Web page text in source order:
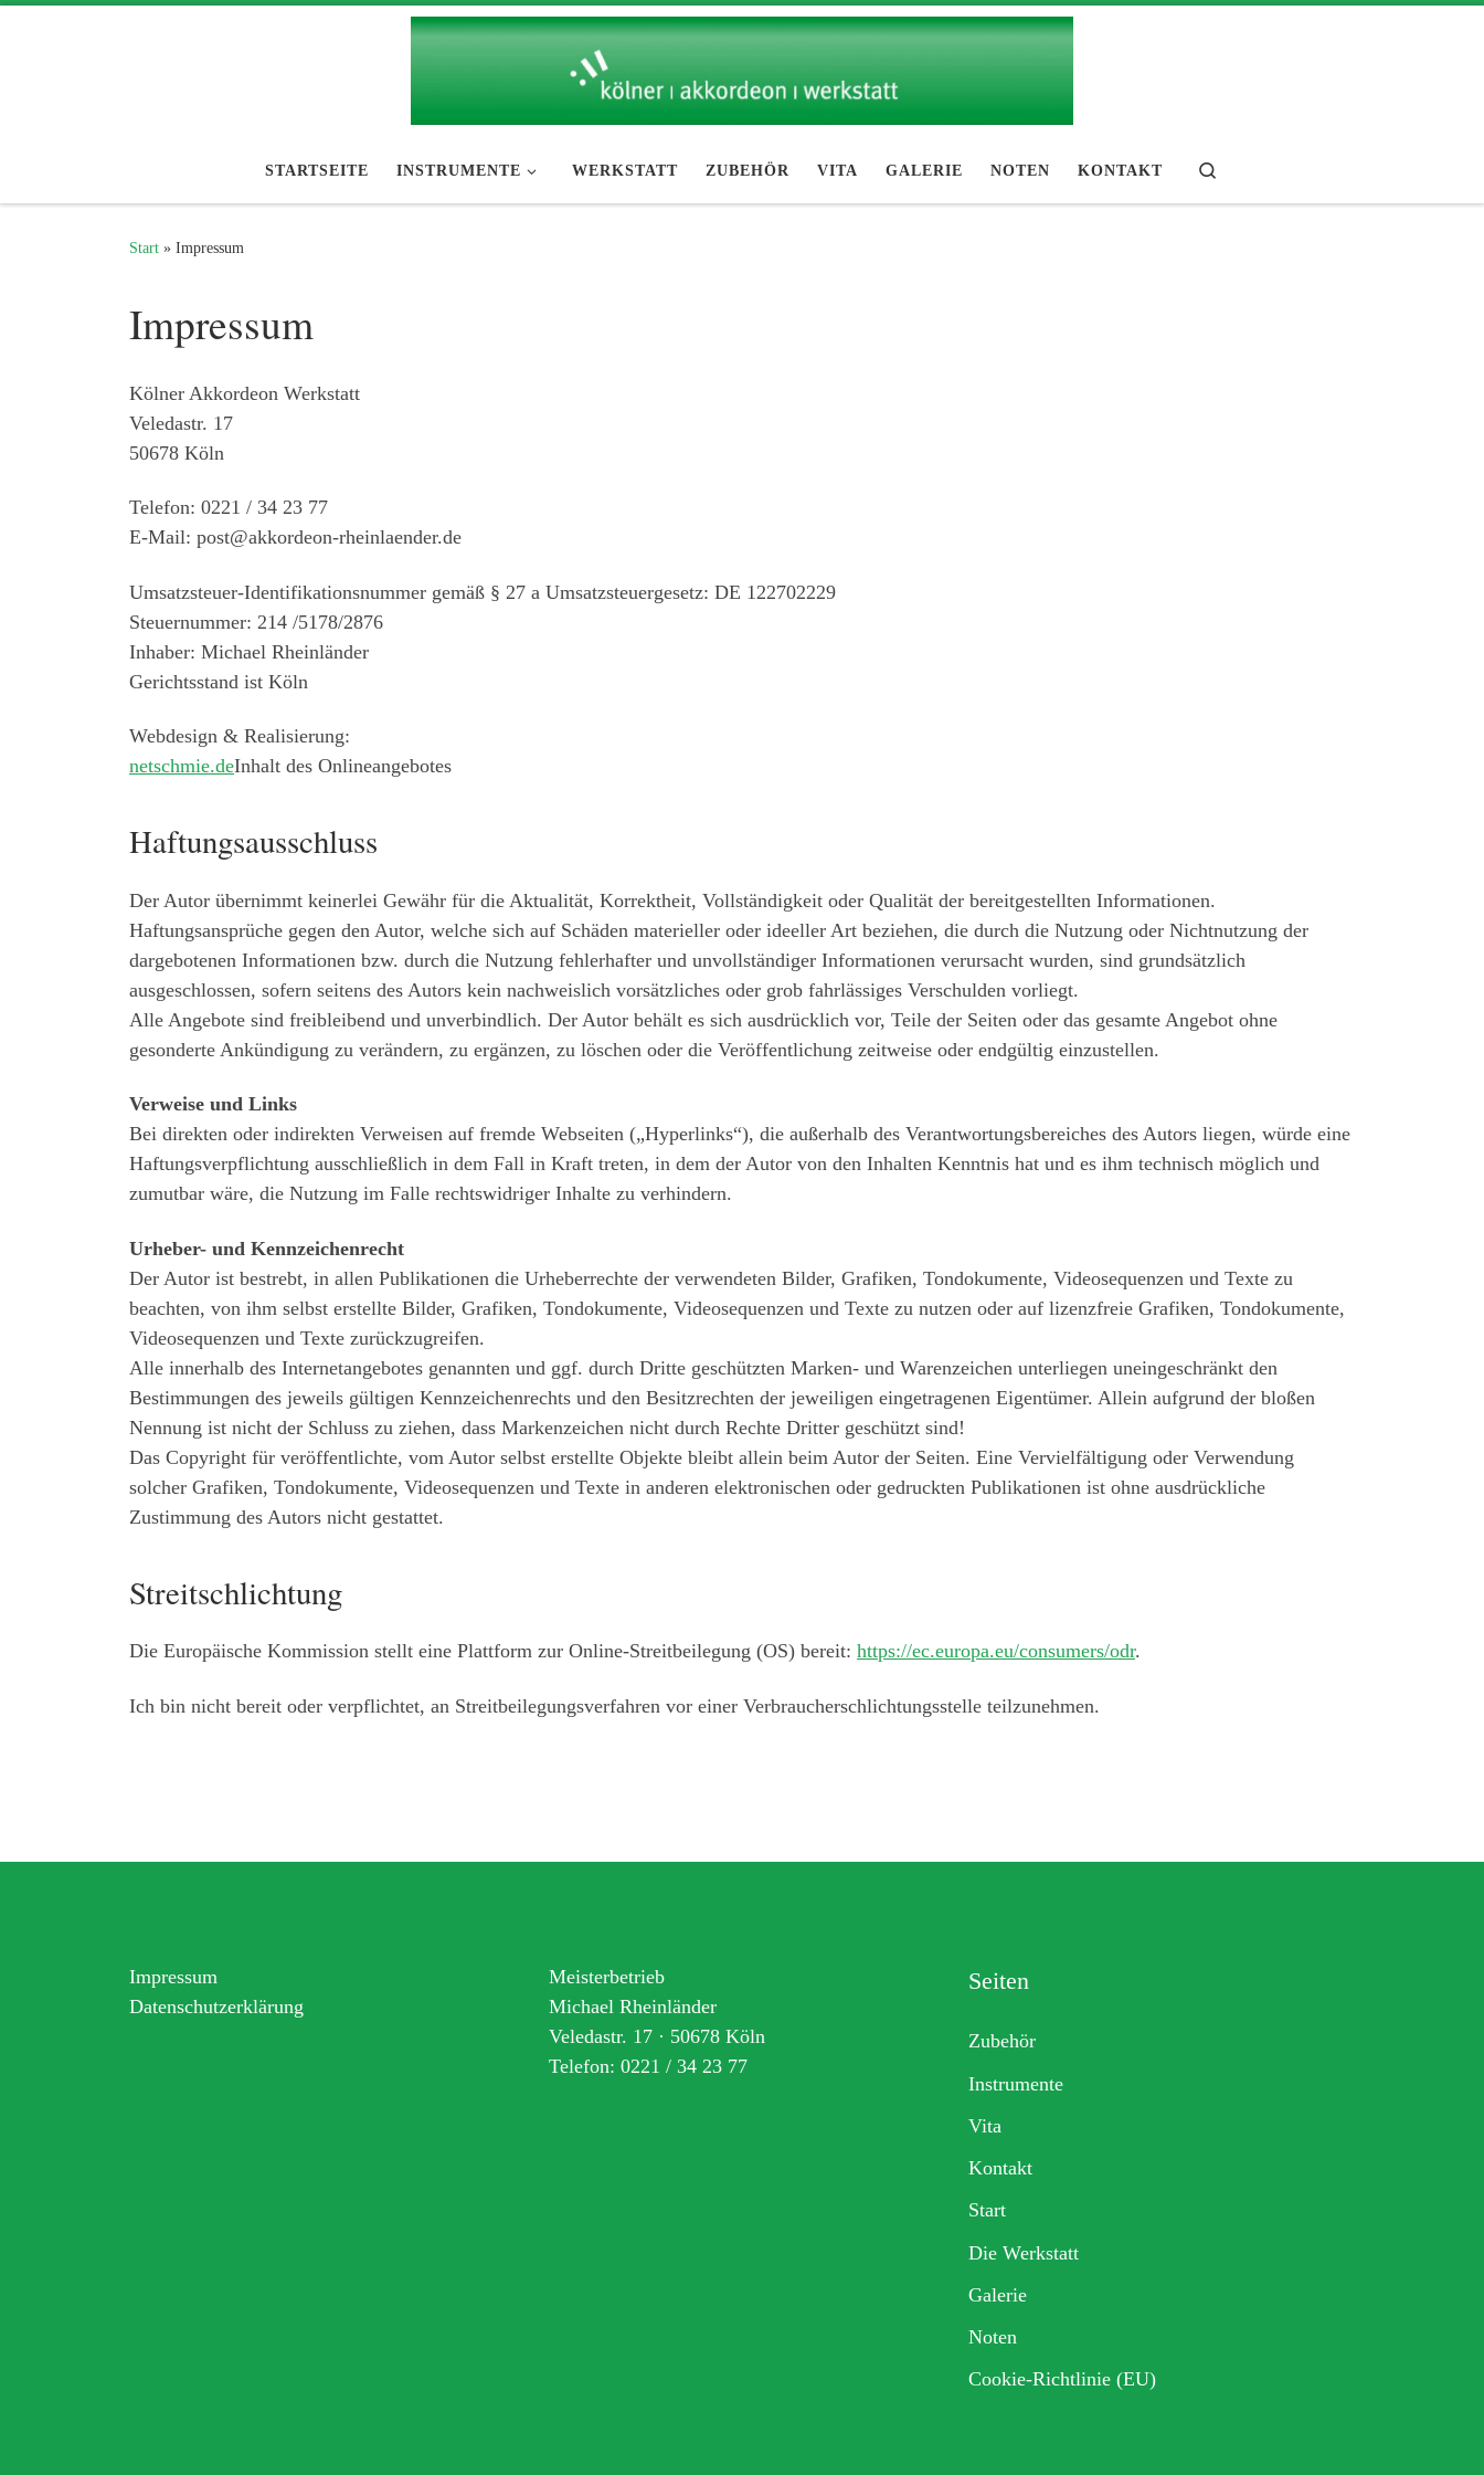
STARTSEITE INSTRUMENTE WERKSTATT ZUBEHÖR VITA GALERIE NOTEN KONTAKT
Start » Impressum
Impressum
Kölner Akkordeon Werkstatt
Veledastr. 17
50678 Köln
Telefon: 0221 / 34 23 77
E-Mail: post@akkordeon-rheinlaender.de
Umsatzsteuer-Identifikationsnummer gemäß § 27 a Umsatzsteuergesetz: DE 122702229
Steuernummer: 214 /5178/2876
Inhaber: Michael Rheinländer
Gerichtsstand ist Köln
Webdesign & Realisierung:
netschmie.deInhalt des Onlineangebotes
Haftungsausschluss
Der Autor übernimmt keinerlei Gewähr für die Aktualität, Korrektheit, Vollständigkeit oder Qualität der bereitgestellten Informationen.
Haftungsansprüche gegen den Autor, welche sich auf Schäden materieller oder ideeller Art beziehen, die durch die Nutzung oder Nichtnutzung der
dargebotenen Informationen bzw. durch die Nutzung fehlerhafter und unvollständiger Informationen verursacht wurden, sind grundsätzlich
ausgeschlossen, sofern seitens des Autors kein nachweislich vorsätzliches oder grob fahrlässiges Verschulden vorliegt.
Alle Angebote sind freibleibend und unverbindlich. Der Autor behält es sich ausdrücklich vor, Teile der Seiten oder das gesamte Angebot ohne
gesonderte Ankündigung zu verändern, zu ergänzen, zu löschen oder die Veröffentlichung zeitweise oder endgültig einzustellen.
Verweise und Links
Bei direkten oder indirekten Verweisen auf fremde Webseiten („Hyperlinks“), die außerhalb des Verantwortungsbereiches des Autors liegen, würde eine
Haftungsverpflichtung ausschließlich in dem Fall in Kraft treten, in dem der Autor von den Inhalten Kenntnis hat und es ihm technisch möglich und
zumutbar wäre, die Nutzung im Falle rechtswidriger Inhalte zu verhindern.
Urheber- und Kennzeichenrecht
Der Autor ist bestrebt, in allen Publikationen die Urheberrechte der verwendeten Bilder, Grafiken, Tondokumente, Videosequenzen und Texte zu
beachten, von ihm selbst erstellte Bilder, Grafiken, Tondokumente, Videosequenzen und Texte zu nutzen oder auf lizenzfreie Grafiken, Tondokumente,
Videosequenzen und Texte zurückzugreifen.
Alle innerhalb des Internetangebotes genannten und ggf. durch Dritte geschützten Marken- und Warenzeichen unterliegen uneingeschränkt den
Bestimmungen des jeweils gültigen Kennzeichenrechts und den Besitzrechten der jeweiligen eingetragenen Eigentümer. Allein aufgrund der bloßen
Nennung ist nicht der Schluss zu ziehen, dass Markenzeichen nicht durch Rechte Dritter geschützt sind!
Das Copyright für veröffentlichte, vom Autor selbst erstellte Objekte bleibt allein beim Autor der Seiten. Eine Vervielfältigung oder Verwendung
solcher Grafiken, Tondokumente, Videosequenzen und Texte in anderen elektronischen oder gedruckten Publikationen ist ohne ausdrückliche
Zustimmung des Autors nicht gestattet.
Streitschlichtung
Die Europäische Kommission stellt eine Plattform zur Online-Streitbeilegung (OS) bereit: https://ec.europa.eu/consumers/odr.
Ich bin nicht bereit oder verpflichtet, an Streitbeilegungsverfahren vor einer Verbraucherschlichtungsstelle teilzunehmen.
Impressum
Datenschutzerklärung
Meisterbetrieb
Michael Rheinländer
Veledastr. 17 · 50678 Köln
Telefon: 0221 / 34 23 77
Seiten
Zubehör
Instrumente
Vita
Kontakt
Start
Die Werkstatt
Galerie
Noten
Cookie-Richtlinie (EU)